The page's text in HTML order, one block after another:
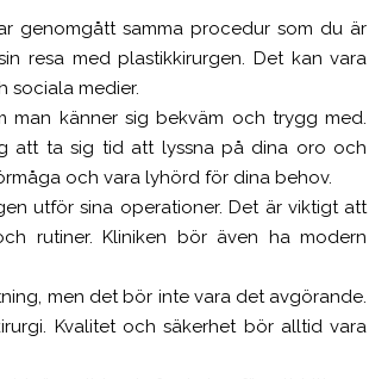
genomgått samma procedur som du är
resa med plastikkirurgen. Det kan vara
sociala medier.
man känner sig bekväm och trygg med.
att ta sig tid att lyssna på dina oro och
och vara lyhörd för dina behov.
utför sina operationer. Det är viktigt att
rutiner. Kliniken bör även ha modern
men det bör inte vara det avgörande.
Kvalitet och säkerhet bör alltid vara